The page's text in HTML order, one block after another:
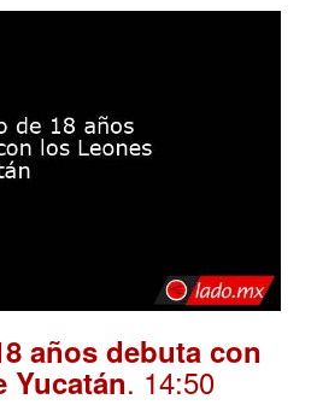
años debuta con
Yucatán. 14:50